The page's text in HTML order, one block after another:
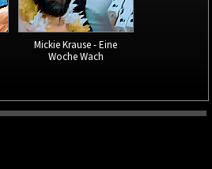
Mickie Krause - Eine
Woche Wach